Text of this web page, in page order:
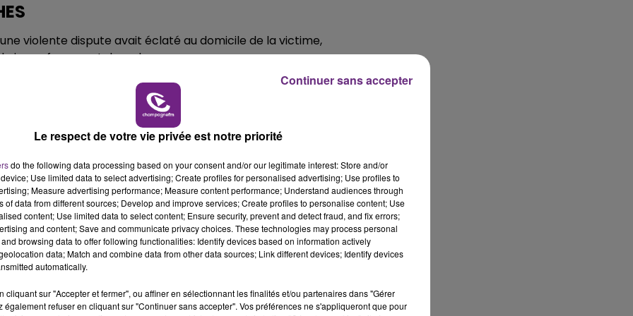
violente dispute avait éclaté au domicile de la victime,
jeune femme et deux de ses neveux.
envoyé un SMS à sa grand-mère à 4h du matin pour la
fille qui lui avait assuré qu’il ne s’agissait que d’une
vers 6h du matin de se rendre à son domicile.
dernière, non sans difficulté, puis était ressortie de
sa fille et alerté le reste de la fratrie.
dans l’appartement et ils découvraient la victime
immédiatement les faits, tout en tentant de les atténuer.
Le respect de votre vie privée est notre priorité
do the following data processing based on your consent and/or our legitimate interest: Store and/or
Use limited data to select advertising; Create profiles for personalised advertising; Use profiles to
Measure advertising performance; Measure content performance; Understand audiences through
of data from different sources; Develop and improve services; Create profiles to personalise content; Use
content; Use limited data to select content; Ensure security, prevent and detect fraud, and fix errors;
and content; Save and communicate privacy choices. These technologies may process personal
browsing data to offer following functionalities: Identify devices based on information actively
data; Match and combine data from other data sources; Link different devices; Identify devices
automatically.
cliquant sur "Accepter et fermer", ou affiner en sélectionnant les finalités et/ou partenaires dans "Gérer
également refuser en cliquant sur "Continuer sans accepter". Vos préférences ne s'appliqueront que pour
Continuer sans accepter